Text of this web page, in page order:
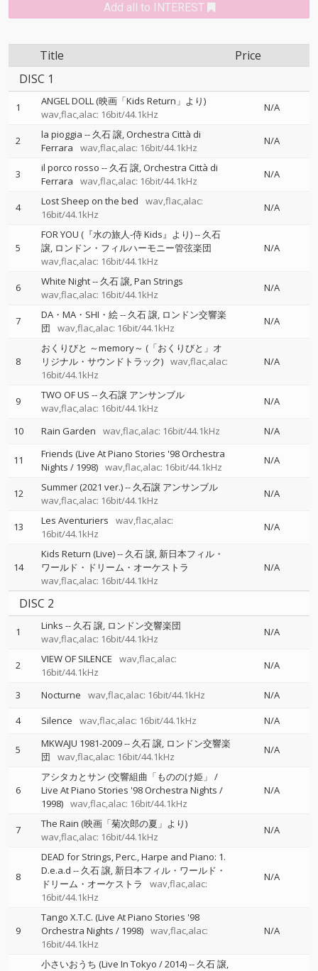
Add all to INTEREST
Title
Price
DISC 1
1
ANGEL DOLL (映画「Kids Return」より)
wav,flac,alac: 16bit/44.1kHz
N/A
2 la pioggia -- 久石 譲 Orchestra Città di
Ferrara
wav,flac,alac: 16bit/44.1kHz
N/A
3 il porco rosso -- 久石 譲 Orchestra Città di
Ferrara
wav,flac,alac: 16bit/44.1kHz
N/A
4 Lost Sheep on the bed
wav,flac,alac:
16bit/44.1kHz
N/A
5
FOR YOU (『水の旅人-侍 Kids』より)-- 久石
譲 ロンドン・フィルハーモニー管弦楽団
wav,flac,alac: 16bit/44.1kHz
N/A
6 White Night-- 久石 譲 Pan Strings
wav,flac,alac: 16bit/44.1kHz
N/A
7 DA・MA・SHI・絵-- 久石 譲 ロンドン交響楽
団
wav,flac,alac: 16bit/44.1kHz
N/A
8
おくりびと ～memory～ (「おくりびと」オ
リジナル・サウンドトラック) wav,flac,alac:
16bit/44.1kHz
N/A
9 TWO OF US -- 久石譲 アンサンブル
wav,flac,alac: 16bit/44.1kHz
N/A
10 Rain Garden wav,flac,alac: 16bit/44.1kHz N/A
11
Friends (Live At Piano Stories '98 Orchestra
Nights / 1998) wav,flac,alac: 16bit/44.1kHz
N/A
12 Summer (2021 ver.)-- 久石譲 アンサンブル
wav,flac,alac: 16bit/44.1kHz
N/A
13 Les Aventuriers
wav,flac,alac:
16bit/44.1kHz
N/A
14
Kids Return (Live)-- 久石 譲 新日本フィル・
ワールド・ドリーム・オーケストラ
wav,flac,alac: 16bit/44.1kHz
N/A
DISC 2
1 Links -- 久石 譲 ロンドン交響楽団
wav,flac,alac: 16bit/44.1kHz
N/A
2 VIEW OF SILENCE
wav,flac,alac:
16bit/44.1kHz
N/A
3 Nocturne wav,flac,alac: 16bit/44.1kHz
N/A
4
Silence wav,flac,alac: 16bit/44.1kHz N/A
5 MKWAJU 1981-2009-- 久石 譲 ロンドン交響楽
団
wav,flac,alac: 16bit/44.1kHz
N/A
6
アシタカとサン (交響組曲「もののけ姫」 /
Live At Piano Stories '98 Orchestra Nights /
1998) wav,flac,alac: 16bit/44.1kHz
N/A
7
The Rain (映画「菊次郎の夏」より)
wav,flac,alac: 16bit/44.1kHz
N/A
8
DEAD for Strings, Perc., Harpe and Piano: 1.
D.e.a.d -- 久石 譲 新日本フィル・ワールド・
ドリーム・オーケストラ
wav,flac,alac:
16bit/44.1kHz
N/A
9
Tango X.T.C. (Live At Piano Stories '98
Orchestra Nights / 1998) wav,flac,alac:
16bit/44.1kHz
N/A
小さいおうち (Live In Tokyo / 2014)-- 久石 譲